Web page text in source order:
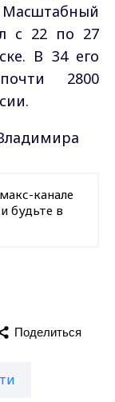
с 22 по 27
В 34 его
2800
канале
будьте в
Поделиться